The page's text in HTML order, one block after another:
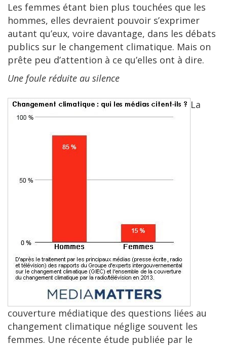
Les femmes étant bien plus touchées que les
hommes, elles devraient pouvoir s’exprimer
autant qu’eux, voire davantage, dans les débats
publics sur le changement climatique. Mais on
prête peu d’attention à ce qu’elles ont à dire.
Une foule réduite au silence
La
couverture médiatique des questions liées au
changement climatique néglige souvent les
femmes. Une récente étude publiée par le